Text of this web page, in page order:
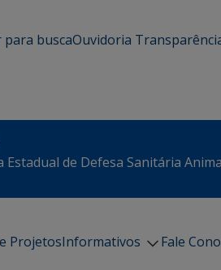
para buscaOuvidoria
Estadual de Defesa Sanitária
ProjetosInformativos Fale